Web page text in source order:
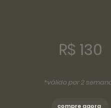
R$ 130
*válido por 2
compre agora